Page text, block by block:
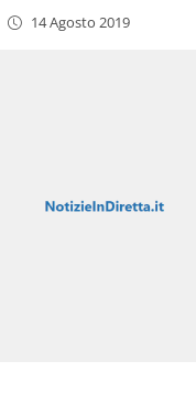
14 Agosto 2019